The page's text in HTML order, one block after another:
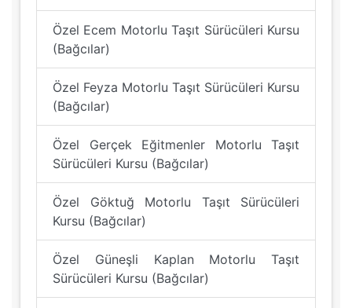
Özel Ecem Motorlu Taşıt Sürücüleri Kursu
(Bağcılar)
Özel Feyza Motorlu Taşıt Sürücüleri Kursu
(Bağcılar)
Özel Gerçek Eğitmenler Motorlu Taşıt
Sürücüleri Kursu (Bağcılar)
Özel Göktuğ Motorlu Taşıt Sürücüleri
Kursu (Bağcılar)
Özel Güneşli Kaplan Motorlu Taşıt
Sürücüleri Kursu (Bağcılar)